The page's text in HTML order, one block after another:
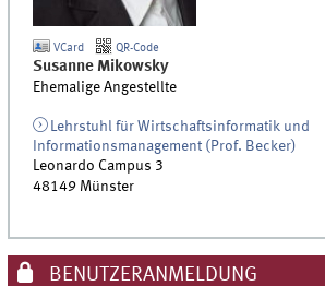
VCard QR-Code
Susanne Mikowsky
Ehemalige Angestellte
Lehrstuhl für Wirtschaftsinformatik und
Informationsmanagement (Prof. Becker)
Leonardo Campus 3
48149 Münster
BENUTZERANMELDUNG